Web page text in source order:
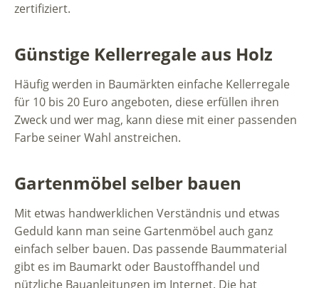
zertifiziert.
Günstige Kellerregale aus Holz
Häufig werden in Baumärkten einfache Kellerregale
für 10 bis 20 Euro angeboten, diese erfüllen ihren
Zweck und wer mag, kann diese mit einer passenden
Farbe seiner Wahl anstreichen.
Gartenmöbel selber bauen
Mit etwas handwerklichen Verständnis und etwas
Geduld kann man seine Gartenmöbel auch ganz
einfach selber bauen. Das passende Baummaterial
gibt es im Baumarkt oder Baustoffhandel und
nützliche Bauanleitungen im Internet. Die hat